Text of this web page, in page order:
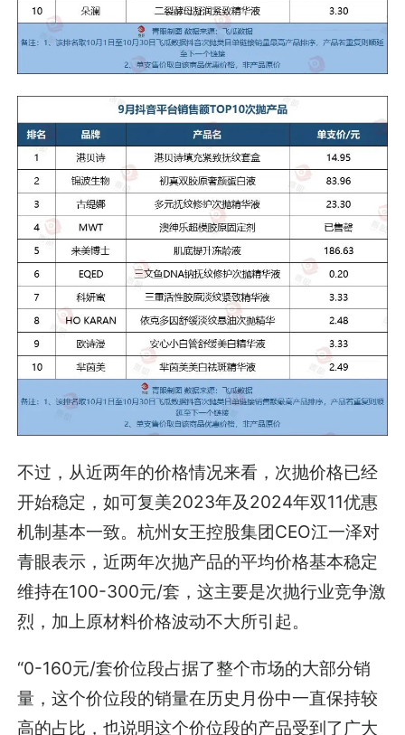
不过，从近两年的价格情况来看，次抛价格已经
开始稳定，如可复美2023年及2024年双11优惠
机制基本一致。杭州女王控股集团CEO江一泽对
青眼表示，近两年次抛产品的平均价格基本稳定
维持在100-300元/套，这主要是次抛行业竞争激
烈，加上原材料价格波动不大所引起。
“0-160元/套价位段占据了整个市场的大部分销
量，这个价位段的销量在历史月份中一直保持较
高的占比，也说明这个价位段的产品受到了广大